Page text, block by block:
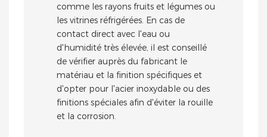
comme les rayons fruits et légumes ou
les vitrines réfrigérées. En cas de
contact direct avec l'eau ou
d'humidité très élevée, il est conseillé
de vérifier auprès du fabricant le
matériau et la finition spécifiques et
d'opter pour l'acier inoxydable ou des
finitions spéciales afin d'éviter la rouille
et la corrosion.